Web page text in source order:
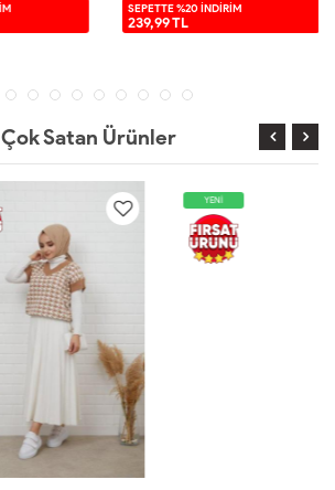
SEPETTE %20 İNDİRİM
239,99 TL
Çok Satan Ürünler
YENİ